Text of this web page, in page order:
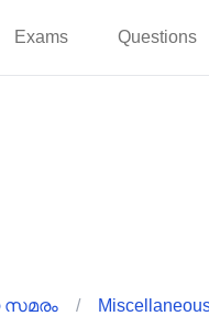
Exams Questions
/